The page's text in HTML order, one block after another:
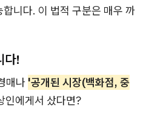
니다. 이 법적 구분은 매우 까
다!
매나 '공개된 시장(백화점, 중
인에게서 샀다면?